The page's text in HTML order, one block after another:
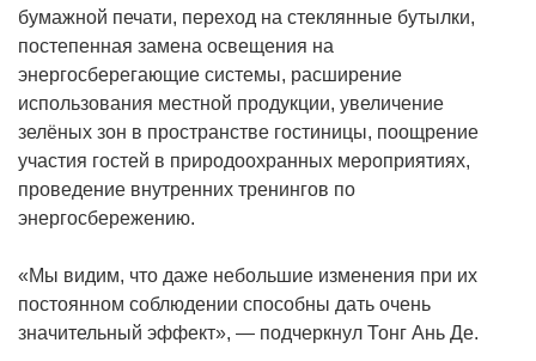
бумажной печати, переход на стеклянные бутылки,
постепенная замена освещения на
энергосберегающие системы, расширение
использования местной продукции, увеличение
зелёных зон в пространстве гостиницы, поощрение
участия гостей в природоохранных мероприятиях,
проведение внутренних тренингов по
энергосбережению.
«Мы видим, что даже небольшие изменения при их
постоянном соблюдении способны дать очень
значительный эффект», — подчеркнул Тонг Ань Де.